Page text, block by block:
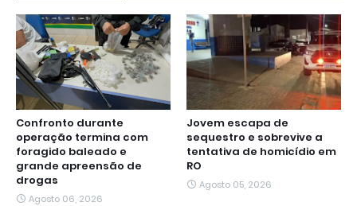
Confronto durante
operação termina com
foragido baleado e
grande apreensão de
drogas
Agosto 06, 2026
Jovem escapa de
sequestro e sobrevive a
tentativa de homicídio em
RO
Agosto 05, 2026